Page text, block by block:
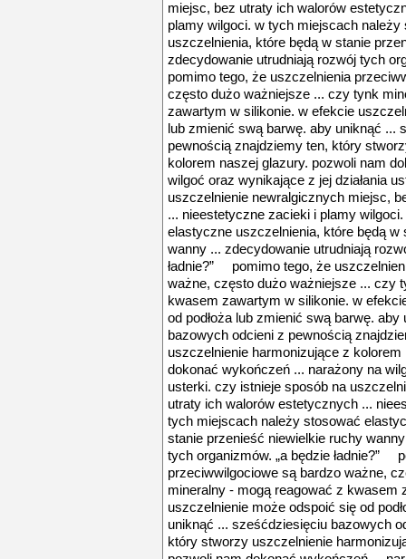
miejsc, bez utraty ich walorów
plamy wilgoci. w tych miejscach
uszczelnienia, które będą w stanie
zdecydowanie utrudniają rozwój tych
pomimo tego, że uszczelnienia
często dużo ważniejsze ... czy tynk
zawartym w silikonie. w efekcie
lub zmienić swą barwę. aby uniknąć
pewnością znajdziemy ten, który
kolorem naszej glazury. pozwoli nam
wilgoć oraz wynikające z jej działania
uszczelnienie newralgicznych miejsc,
... nieestetyczne zacieki i plamy
elastyczne uszczelnienia, które będą
wanny ... zdecydowanie utrudniają
ładnie?” pomimo tego, że
ważne, często dużo ważniejsze ... czy
kwasem zawartym w silikonie. w
od podłoża lub zmienić swą barwę.
bazowych odcieni z pewnością
uszczelnienie harmonizujące z
dokonać wykończeń ... narażony na
usterki. czy istnieje sposób na
utraty ich walorów estetycznych ...
tych miejscach należy stosować
stanie przenieść niewielkie ruchy
tych organizmów. „a będzie ładnie?”
przeciwwilgociowe są bardzo ważne,
mineralny - mogą reagować z kwasem
uszczelnienie może odspoić się od
uniknąć ... sześćdziesięciu bazowych
który stworzy uszczelnienie